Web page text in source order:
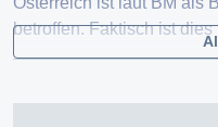
betroffen. Faktisch ist